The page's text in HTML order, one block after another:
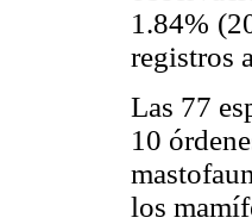
1.84%
registros
Las 77
10
los